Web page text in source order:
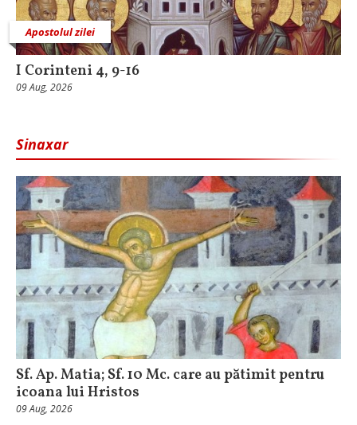
Apostolul zilei
I Corinteni 4, 9-16
09 Aug, 2026
Sinaxar
Sf. Ap. Matia; Sf. 10 Mc. care au pătimit pentru
icoana lui Hristos
09 Aug, 2026